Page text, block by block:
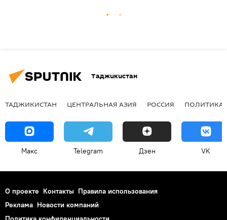
Таджикистан
ТАДЖИКИСТАН ЦЕНТРАЛЬНАЯ АЗИЯ РОССИЯ ПОЛИТИКА
Макс Telegram Дзен VK
О проекте Контакты Правила использования
Реклама Новости компаний